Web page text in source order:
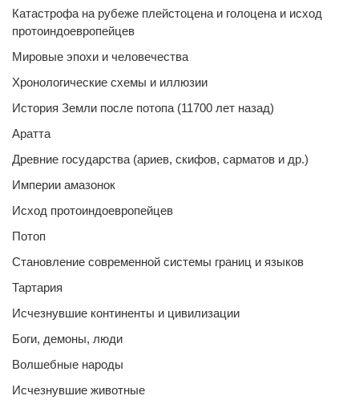
Катастрофа на рубеже плейстоцена и голоцена и исход
протоиндоевропейцев
Мировые эпохи и человечества
Хронологические схемы и иллюзии
История Земли после потопа (11700 лет назад)
Аратта
Древние государства (ариев, скифов, сарматов и др.)
Империи амазонок
Исход протоиндоевропейцев
Потоп
Становление современной системы границ и языков
Тартария
Исчезнувшие континенты и цивилизации
Боги, демоны, люди
Волшебные народы
Исчезнувшие животные